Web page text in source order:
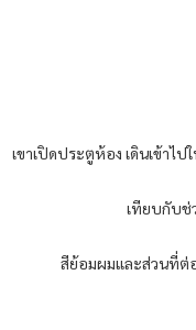
เขาเปิดประตูห้อง เดินเข้าไ
เทียบกับช่
สีย้อมผมและส่วนที่ต่